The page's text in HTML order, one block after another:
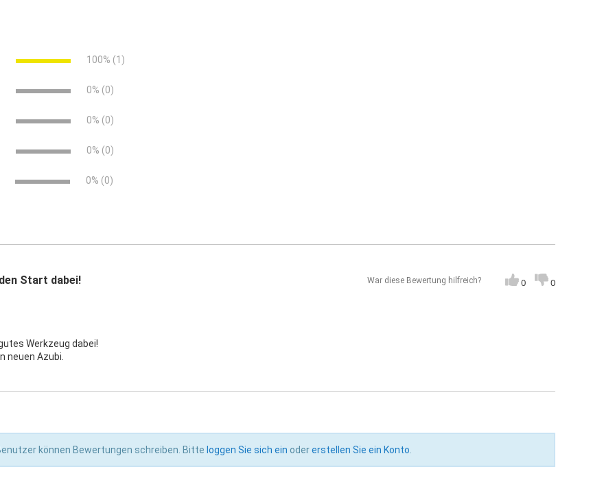
gelocht mit Metallachse
100% (1)
0% (0)
0% (0)
0% (0)
0% (0)
Start dabei!
Werkzeug dabei!
neuen Azubi.
War diese Bewertung hilfreich? 0 0
können Bewertungen schreiben. Bitte loggen Sie sich ein odererstellen Sie ein Konto.